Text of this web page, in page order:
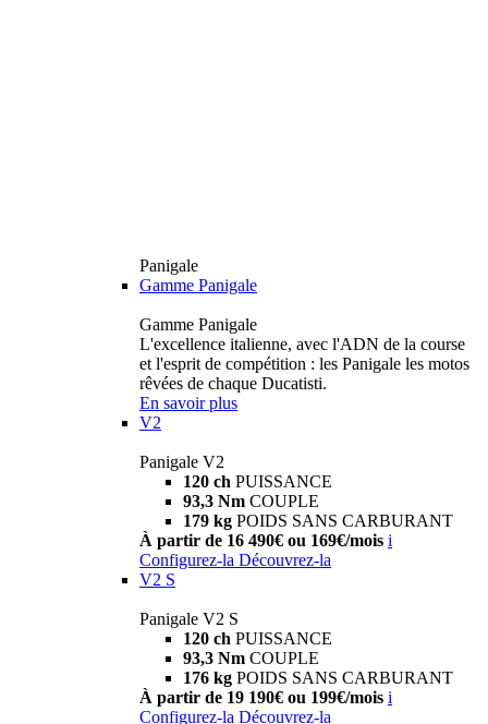
Panigale
Gamme Panigale
Gamme Panigale
L'excellence italienne, avec l'ADN de la course
et l'esprit de compétition : les Panigale les motos
rêvées de chaque Ducatisti.
En savoir plus
V2
Panigale V2
120 ch PUISSANCE
93,3 Nm COUPLE
179 kg POIDS SANS CARBURANT
À partir de 16 490€ ou 169€/mois i
Configurez-la Découvrez-la
V2 S
Panigale V2 S
120 ch PUISSANCE
93,3 Nm COUPLE
176 kg POIDS SANS CARBURANT
À partir de 19 190€ ou 199€/mois i
Configurez-la Découvrez-la